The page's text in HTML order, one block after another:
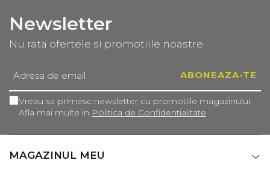
Newsletter
Nu rata ofertele si promotiile noastre
Vreau sa primesc newsletter cu promotiile magazinului.
Afla mai multe in Politica de Confidentialitate
MAGAZINUL MEU